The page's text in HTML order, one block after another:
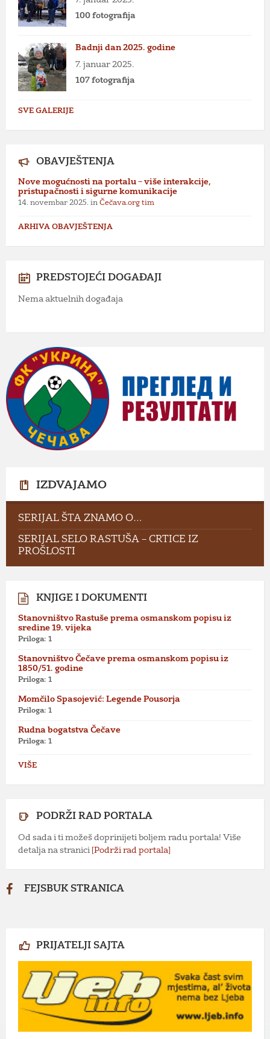
100 fotografija
Badnji dan 2025. godine
7. januar 2025.
107 fotografija
SVE GALERIJE
OBAVJEŠTENJA
Nove mogućnosti na portalu – više interakcije,
pristupačnosti i sigurne komunikacije
14. novembar 2025. in Čečava.org tim
ARHIVA OBAVJEŠTENJA
PREDSTOJEĆI DOGAĐAJI
Nema aktuelnih događaja
IZDVAJAMO
SERIJAL ŠTA ZNAMO O…
SERIJAL SELO RASTUŠA – CRTICE IZ
PROŠLOSTI
KNJIGE I DOKUMENTI
Stanovništvo Rastuše prema osmanskom popisu iz
sredine 19. vijeka
Priloga: 1
Stanovništvo Čečave prema osmanskom popisu iz
1850/51. godine
Priloga: 1
Momčilo Spasojević: Legende Pousorja
Priloga: 1
Rudna bogatstva Čečave
Priloga: 1
VIŠE
PODRŽI RAD PORTALA
Od sada i ti možeš doprinijeti boljem radu portala! Više
detalja na stranici [Podrži rad portala]
FEJSBUK STRANICA
PRIJATELJI SAJTA